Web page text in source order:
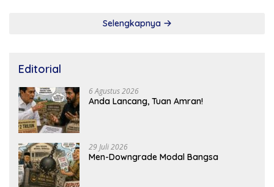
Selengkapnya
Editorial
6 Agustus 2026
Anda Lancang, Tuan Amran!
29 Juli 2026
Men-Downgrade Modal Bangsa